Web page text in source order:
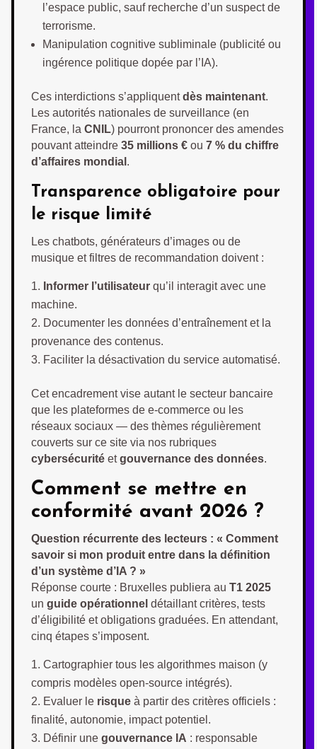
l’espace public, sauf recherche d’un suspect de
terrorisme.
Manipulation cognitive subliminale (publicité ou
ingérence politique dopée par l’IA).
Ces interdictions s’appliquentdès maintenant.
Les autorités nationales de surveillance (en
France, la CNIL) pourront prononcer des amendes
pouvant atteindre 35 millions € ou 7 % du chiffre
d’affaires mondial .
Transparence obligatoire pour
le risque limité
Les chatbots, générateurs d’images ou de
musique et filtres de recommandation doivent :
Informer l’utilisateur qu’il interagit avec une
machine.
Documenter les données d’entraînement et la
provenance des contenus.
Faciliter la désactivation du service automatisé.
Cet encadrement vise autant le secteur bancaire
que les plateformes de e-commerce ou les
réseaux sociaux — des thèmes régulièrement
couverts sur ce site via nos rubriques
cybersécurité etgouvernance des données.
Comment se mettre en
conformité avant 2026 ?
Question récurrente des lecteurs : « Comment
savoir si mon produit entre dans la définition
d’un système d’IA ? »
Réponse courte : Bruxelles publiera au T1 2025
un guide opérationnel détaillant critères, tests
d’éligibilité et obligations graduées. En attendant,
cinq étapes s’imposent.
Cartographier tous les algorithmes maison (y
compris modèles open-source intégrés).
Evaluer le risque à partir des critères officiels :
finalité, autonomie, impact potentiel.
Définir une gouvernance IA : responsable